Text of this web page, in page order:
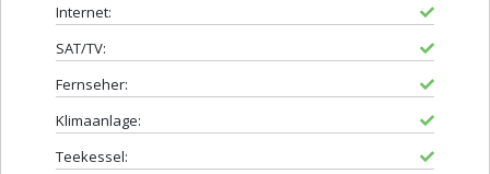
Internet:
SAT/TV:
Fernseher:
Klimaanlage:
Teekessel: